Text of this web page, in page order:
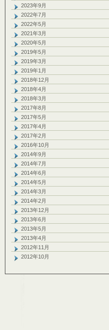
2023年9月
2022年7月
2022年5月
2021年3月
2020年5月
2019年5月
2019年3月
2019年1月
2018年12月
2018年4月
2018年3月
2017年8月
2017年5月
2017年4月
2017年2月
2016年10月
2014年9月
2014年7月
2014年6月
2014年5月
2014年3月
2014年2月
2013年12月
2013年6月
2013年5月
2013年4月
2012年11月
2012年10月